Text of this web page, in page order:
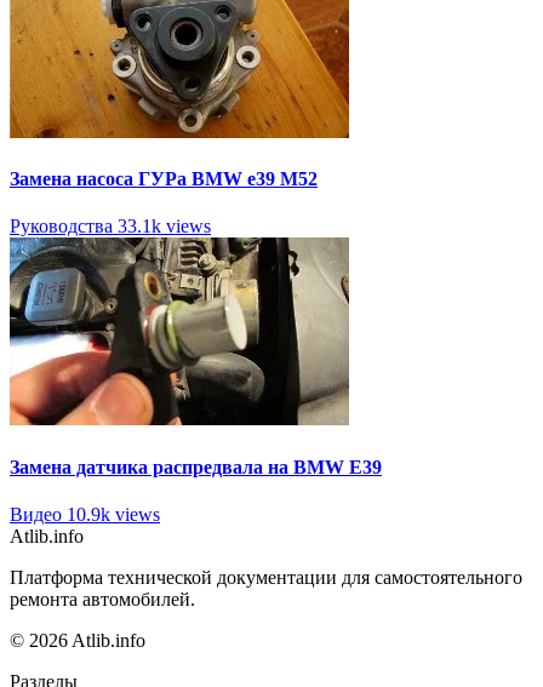
Замена насоса ГУРа BMW e39 M52
Руководства 33.1k views
Замена датчика распредвала на BMW E39
Видео 10.9k views
Atlib.info
Платформа технической документации для самостоятельного
ремонта автомобилей.
© 2026 Atlib.info
Разделы